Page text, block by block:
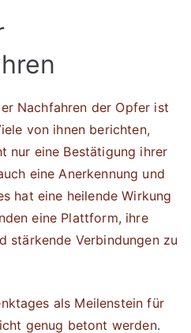
Nachfahren der Opfer ist
von ihnen berichten,
nur eine Bestätigung ihrer
eine Anerkennung und
hat eine heilende Wirkung
eine Plattform, ihre
stärkende Verbindungen zu
als Meilenstein für
genug betont werden.